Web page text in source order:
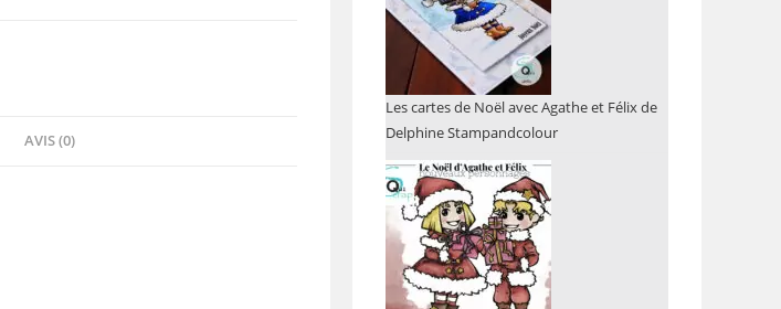
AVIS (0)
Les cartes de Noël avec Agathe et Félix de
Delphine Stampandcolour